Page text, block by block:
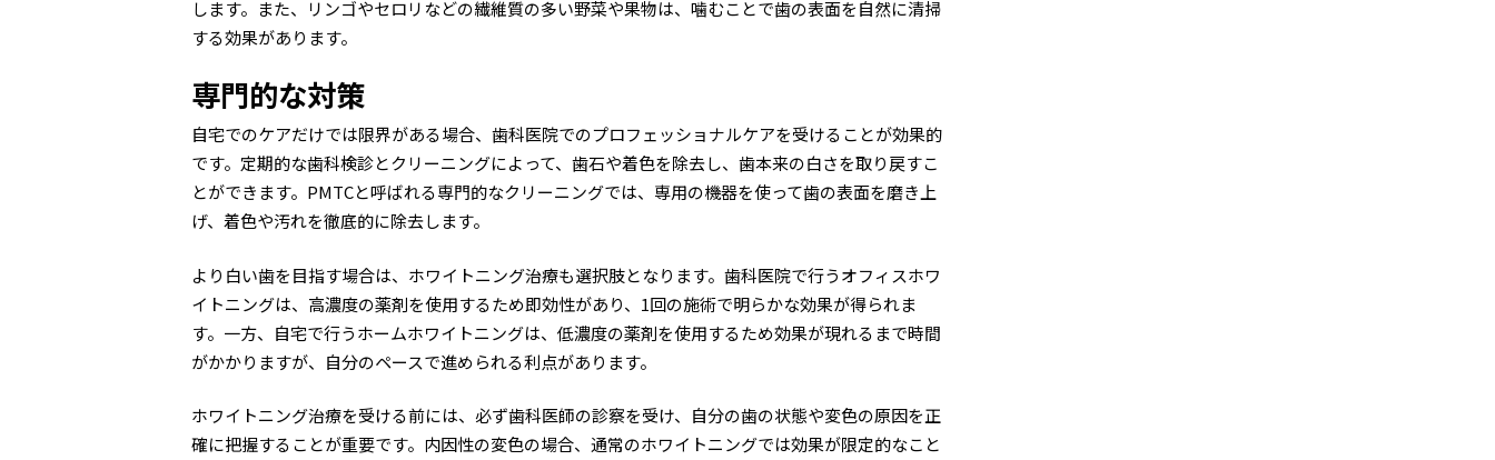
します。また、リンゴやセロリなどの繊維質の多い野菜や果物は、噛むことで歯の表面を自然に清掃
する効果があります。
専門的な対策
自宅でのケアだけでは限界がある場合、歯科医院でのプロフェッショナルケアを受けることが効果的
です。定期的な歯科検診とクリーニングによって、歯石や着色を除去し、歯本来の白さを取り戻すこ
とができます。PMTCと呼ばれる専門的なクリーニングでは、専用の機器を使って歯の表面を磨き上
げ、着色や汚れを徹底的に除去します。
より白い歯を目指す場合は、ホワイトニング治療も選択肢となります。歯科医院で行うオフィスホワ
イトニングは、高濃度の薬剤を使用するため即効性があり、1回の施術で明らかな効果が得られま
す。一方、自宅で行うホームホワイトニングは、低濃度の薬剤を使用するため効果が現れるまで時間
がかかりますが、自分のペースで進められる利点があります。
ホワイトニング治療を受ける前には、必ず歯科医師の診察を受け、自分の歯の状態や変色の原因を正
確に把握することが重要です。内因性の変色の場合、通常のホワイトニングでは効果が限定的なこと